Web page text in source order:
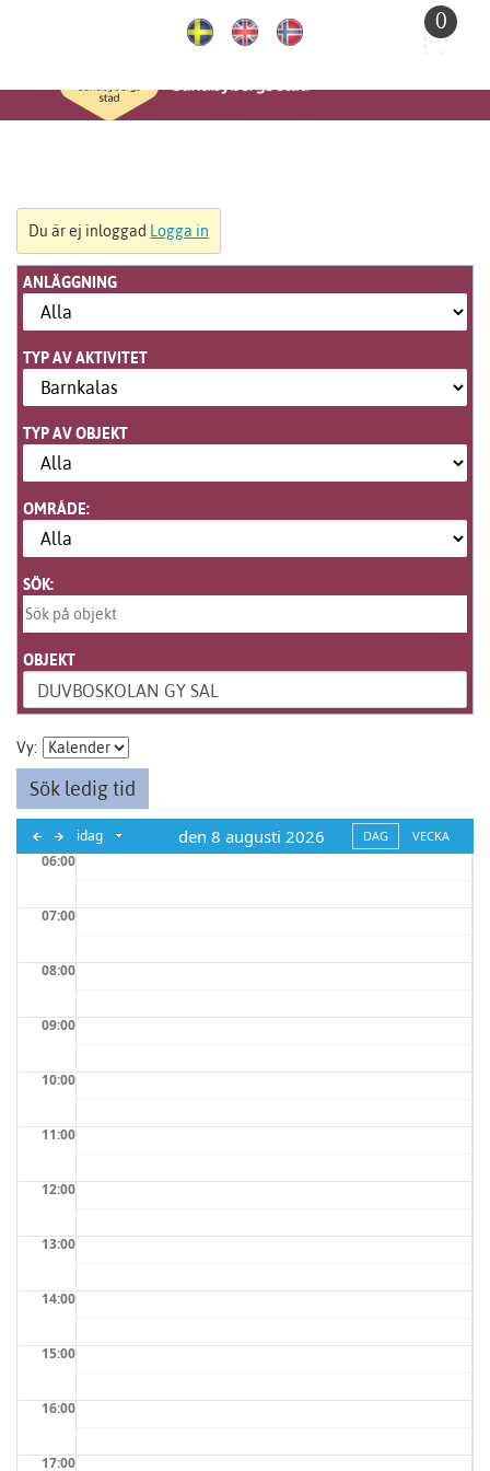
0
Du är ej inloggad Logga in
ANLÄGGNING
TYP AV AKTIVITET
TYP AV OBJEKT
OMRÅDE:
SÖK:
OBJEKT
DUVBOSKOLAN GY SAL
Vy:
Sök ledig tid
idag DAG VECKA
den 8 augusti 2026
06:00
07:00
08:00
09:00
10:00
11:00
12:00
13:00
14:00
15:00
16:00
17:00